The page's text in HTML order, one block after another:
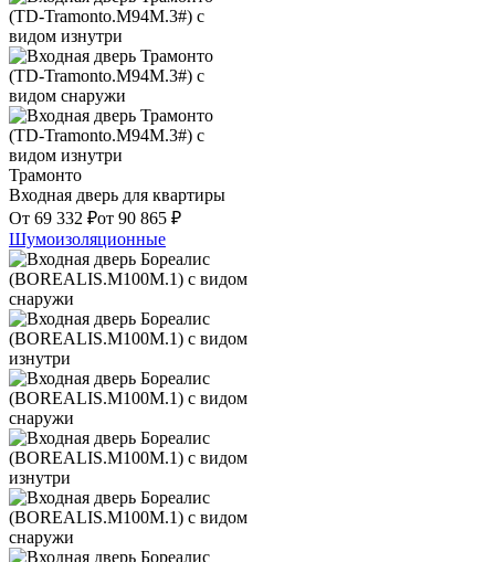
Трамонто
Входная дверь для квартиры
От 69 332 ₽от 90 865 ₽
Шумоизоляционные